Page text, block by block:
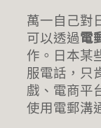
萬一自己對
可以透過電
作。日本某
服電話，只
戲、電商平
使用電郵溝